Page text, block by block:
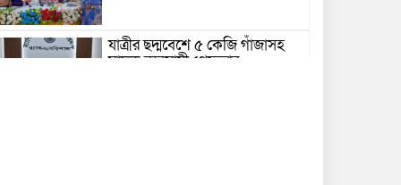
যাত্রীর ছদ্মবেশে ৫ কেজি গাঁজাসহ
মাদক ব্যবসায়ী গ্রেফতার